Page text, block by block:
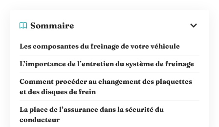
Sommaire
Les composantes du freinage de votre véhicule
L’importance de l’entretien du système de freinage
Comment procéder au changement des plaquettes
et des disques de frein
La place de l’assurance dans la sécurité du
conducteur